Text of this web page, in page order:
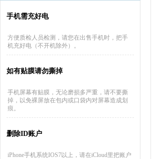
手机需充好电
方便质检人员检测，请您在出售手机时，把手
机充好电（不开机除外）。
如有贴膜请勿撕掉
手机屏幕有贴膜，无论磨损多严重，请不要撕
掉，以免裸屏放在包内或口袋内对屏幕造成划
痕。
删除ID账户
iPhone手机系统IOS7以上，请在iCloud里把账户